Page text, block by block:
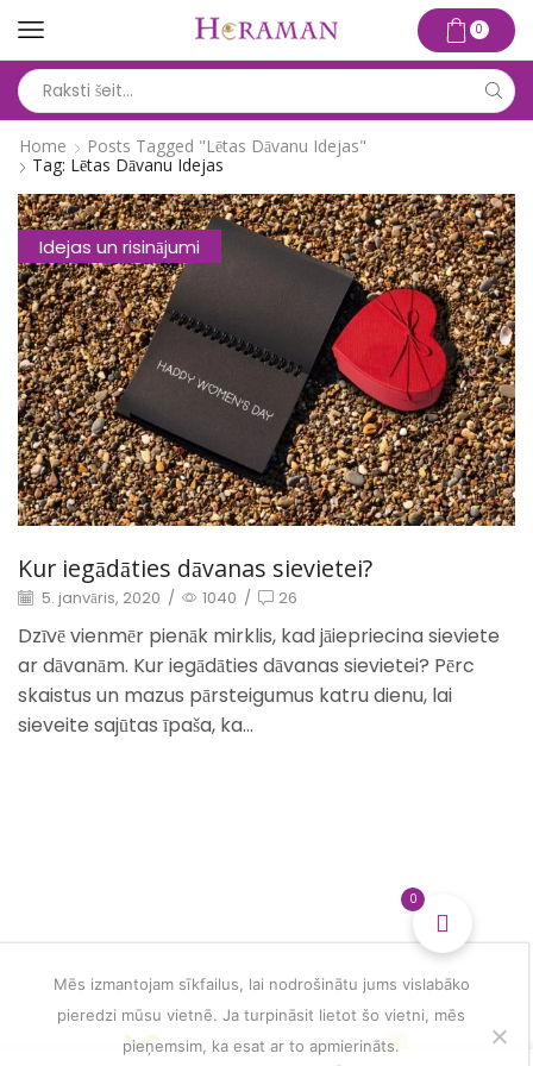
0
input
Home
Posts Tagged "lētas Dāvanu Idejas"
Tag: Lētas Dāvanu Idejas
Idejas un risinājumi
Kur iegādāties dāvanas sievietei?
5. janvāris, 2020 / 1040 / 26
Dzīvē vienmēr pienāk mirklis, kad jāiepriecina sieviete
ar dāvanām. Kur iegādāties dāvanas sievietei? Pērc
skaistus un mazus pārsteigumus katru dienu, lai
sieveite sajūtas īpaša, ka...
0
Mēs izmantojam sīkfailus, lai nodrošinātu jums vislabāko
pieredzi mūsu vietnē. Ja turpināsit lietot šo vietni, mēs
pieņemsim, ka esat ar to apmierināts.